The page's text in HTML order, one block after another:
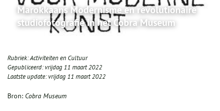
Marokkaans Modernisme en revolutionaire
studiofotografie in het Cobra Museum
Rubriek:Activiteiten en Cultuur
Gepubliceerd:vrijdag 11 maart 2022
Laatste update:vrijdag 11 maart 2022
Bron: Cobra Museum